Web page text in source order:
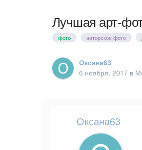
Лучшая арт-
фото авторское фото
Оксана63
6 ноября, 2017 в
Оксана63